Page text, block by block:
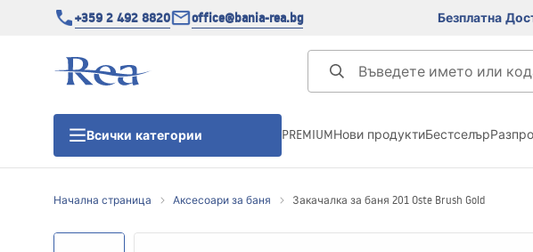
+359 2 492 8820 office@bania-rea.bg Безплатна
Всички категории PREMIUMНови продуктиБестселър
Начална страница Аксесоари за баня Закачалка за баня 201 Oste Brush Gold